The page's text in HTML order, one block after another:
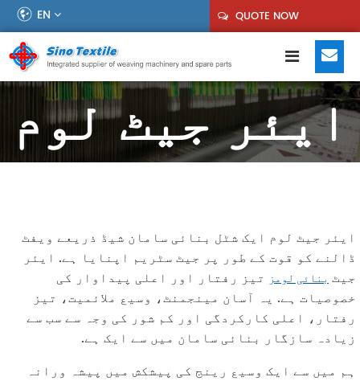
EN QUOTE NOW
ایئر جیٹ لوم
ایئر جیٹ لوم ایک شٹل بنائی سامان شیڈ ذریعے ویفٹ
ڈالنے کو قوت کے طور پر جیٹ سٹریم اپنایا ہے. ایئر
جیٹ بنائی لومز
تیز رفتار اور اعلی پیداوار کی
خصوصیات ہے. یہ آسان مینجمنٹ، وسیع ملائمیت، تیز
رفتار، اعلی کارکردگی اور کم شور کی وجہ سے سب سے
زیادہ سازگار بنائی سامان میں سے ایک ہے.
ہم میں سے ایک وسیع رینج کی پیشکش میں پیشہ ورانہ